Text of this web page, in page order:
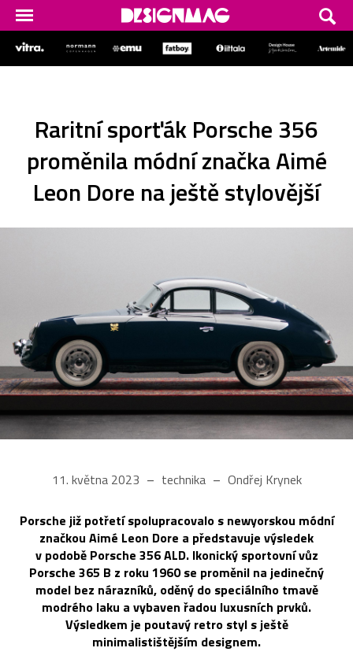
Raritní sporťák Porsche 356
proměnila módní značka Aimé
Leon Dore na ještě stylovější
11. května 2023 technika Ondřej Krynek
Porsche již potřetí spolupracovalo s newyorskou módní
značkou Aimé Leon Dore a představuje výsledek
v podobě Porsche 356 ALD. Ikonický sportovní vůz
Porsche 365 B z roku 1960 se proměnil na jedinečný
model bez nárazníků, oděný do speciálního tmavě
modrého laku a vybaven řadou luxusních prvků.
Výsledkem je poutavý retro styl s ještě
minimalistištějším designem.